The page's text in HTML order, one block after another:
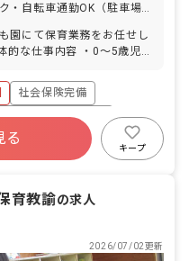
・自転車通勤OK（駐車場
園にて保育業務をお任せし
ン作成（タブレット） ・お
タブレット） ・週日案・月
ブレット） ・保護者対応
社会保険完備
年間休日120日以上
る
キープ
育教諭の求人
2026/07/02更新